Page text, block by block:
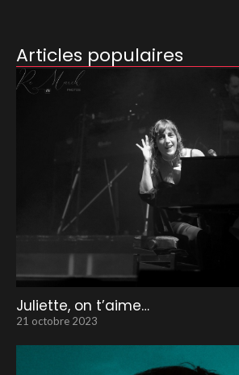
Articles populaires
Juliette, on t’aime…
21 octobre 2023